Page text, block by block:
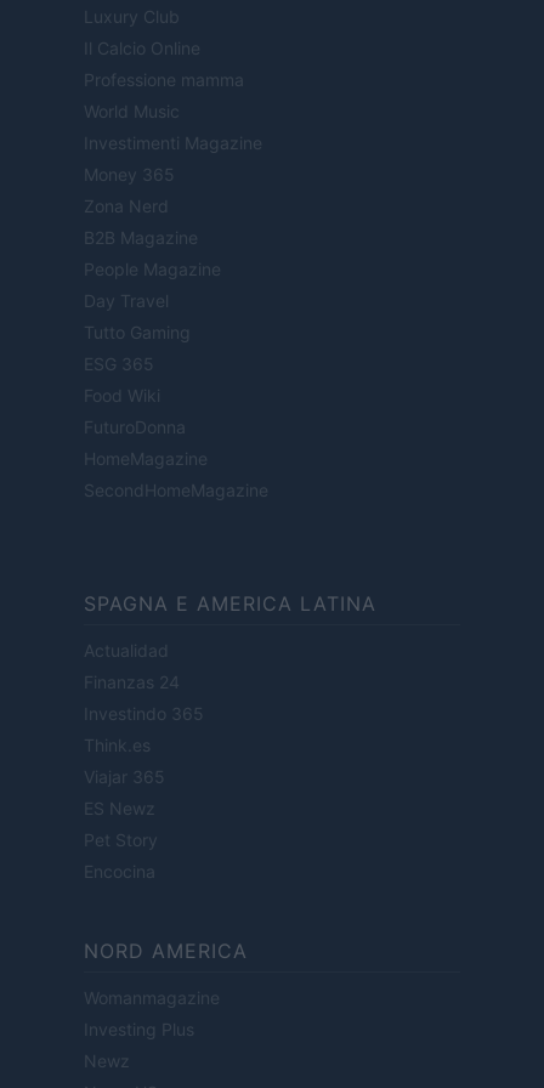
Luxury Club
Il Calcio Online
Professione mamma
World Music
Investimenti Magazine
Money 365
Zona Nerd
B2B Magazine
People Magazine
Day Travel
Tutto Gaming
ESG 365
Food Wiki
FuturoDonna
HomeMagazine
SecondHomeMagazine
SPAGNA E AMERICA LATINA
Actualidad
Finanzas 24
Investindo 365
Think.es
Viajar 365
ES Newz
Pet Story
Encocina
NORD AMERICA
Womanmagazine
Investing Plus
Newz